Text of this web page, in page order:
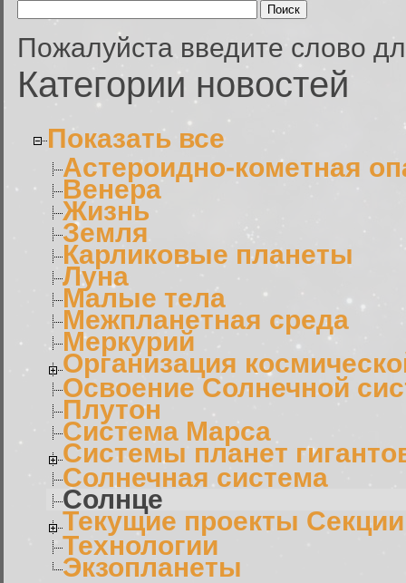
Пожалуйста введите слово
Категории новостей
Показать все
Астероидно-кометная
Венера
Жизнь
Земля
Карликовые планеты
Луна
Малые тела
Межпланетная среда
Меркурий
Организация
Освоение Солнечной
Плутон
Система Марса
Системы планет
Солнечная система
Солнце
Текущие проекты Секции
Технологии
Экзопланеты